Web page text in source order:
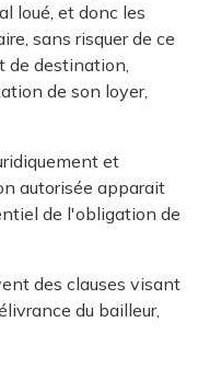
loué, et donc les
sans risquer de ce
de destination,
de son loyer,
et
autorisée apparait
de l'obligation de
des clauses visant
du bailleur,